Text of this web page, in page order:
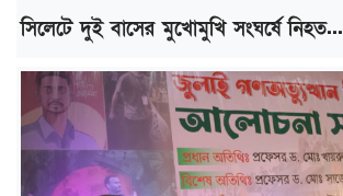
সিলেটে দুই বাসের মুখোমুখি সংঘর্ষে নিহত...